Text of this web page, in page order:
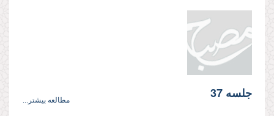
جلسه 37 مطالعه بیشتر...